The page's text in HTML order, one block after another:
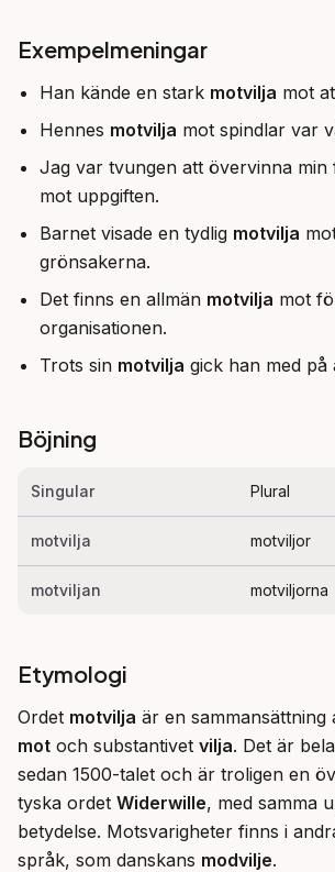
Exempelmeningar
Han kände en stark motvilja mot
Hennes motvilja mot spindlar var
Jag var tvungen att övervinna min
mot uppgiften.
Barnet visade en tydlig motvilja
grönsakerna.
Det finns en allmän motvilja mot
organisationen.
Trots sin motvilja gick han med på
Böjning
Singular Plural
motvilja motviljor
motviljan motviljorna
Etymologi
Ordet motvilja
mot och substantivet vilja. Det är
sedan 1500-talet och är troligen en
tyska ordet Widerwille, med samma
betydelse. Motsvarigheter finns i
språk, som danskans modvilje.